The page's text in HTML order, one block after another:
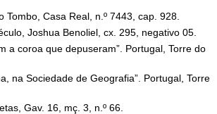
Casa Real, n.º 7443, cap. 928.
Joshua Benoliel, cx. 295, negativo 05.
a coroa que depuseram”. Portugal, Torre do
na Sociedade de Geografia”. Portugal, Torre
Gav. 16, mç. 3, n.º 66.